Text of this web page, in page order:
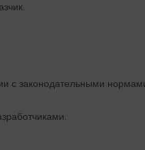
с законодательными